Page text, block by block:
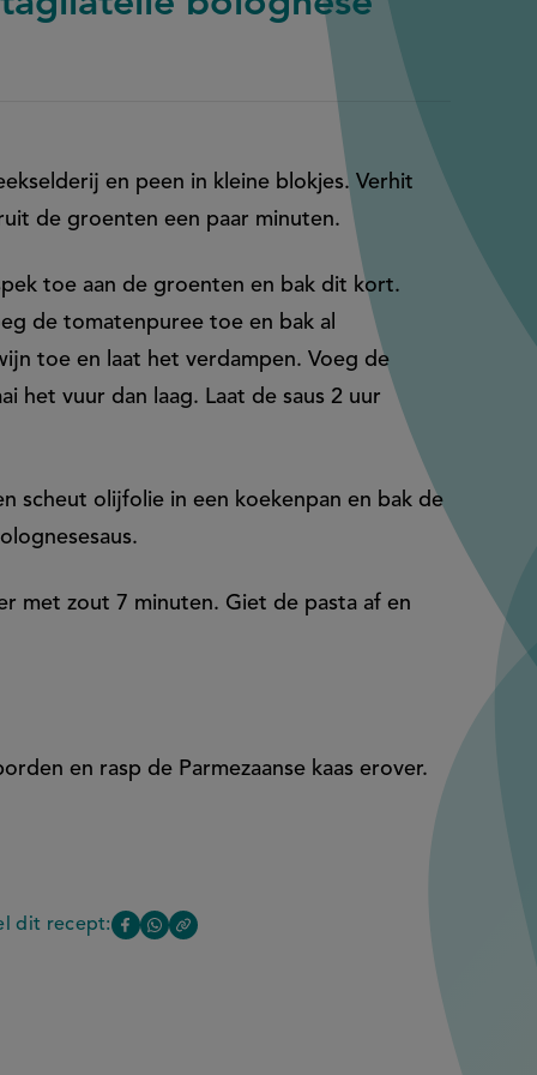
en peen in kleine blokjes. Verhit
de groenten een paar minuten.
toe aan de groenten en bak dit kort.
de tomatenpuree toe en bak al
toe en laat het verdampen. Voeg de
het vuur dan laag. Laat de saus 2 uur
scheut olijfolie in een koekenpan en bak de
met zout 7 minuten. Giet de pasta af en
en rasp de Parmezaanse kaas erover.
dit recept:
DeelDeelCopy